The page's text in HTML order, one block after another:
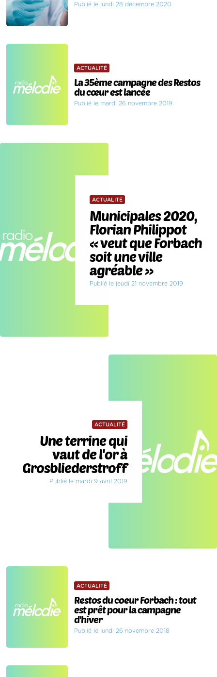
Publié le lundi 28 décembre 2020
ACTUALITÉ
La 35ème campagne des Restos
du cœur est lancée
Publié le mardi 26 novembre 2019
ACTUALITÉ
Municipales 2020,
Florian Philippot
« veut que Forbach
soit une ville
agréable »
Publié le jeudi 21 novembre 2019
ACTUALITÉ
Une terrine qui
vaut de l'or à
Grosbliederstroff
Publié le mardi 9 avril 2019
ACTUALITÉ
Restos du coeur Forbach : tout
est prêt pour la campagne
d'hiver
Publié le lundi 26 novembre 2018